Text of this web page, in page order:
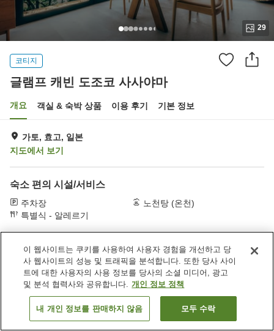
29
코티지
글램프 캐빈 도조코 사사야마
개요 객실 & 숙박 상품 이용 후기 기본 정보
가토, 효고, 일본
지도에서 보기
숙소 편의 시설/서비스
주차장
노천탕 (온천)
특별식 - 알레르기
일본 효고 가토 글램프 캐빈 도조코 사사야마
객실 보기
이 웹사이트는 쿠키를 사용하여 사용자 경험을 개선하고 당
사 웹사이트의 성능 및 트래픽을 분석합니다. 또한 당사 사이
트에 대한 사용자의 사용 정보를 당사의 소셜 미디어, 광고
및 분석 협력사와 공유합니다. 개인 정보 정책
내 개인 정보를 판매하지 않음 모두 수락